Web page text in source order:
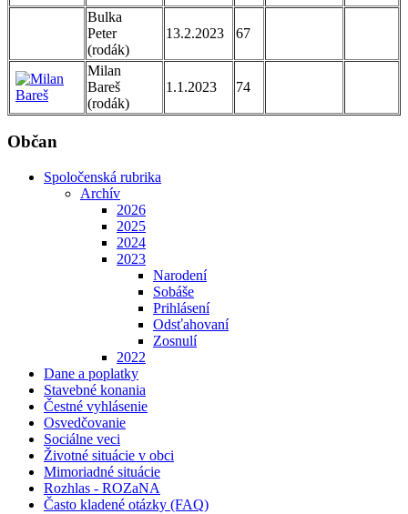
Bulka
Peter
(rodák)
13.2.2023 67
Milan
Bareš
(rodák)
1.1.2023 74
Občan
Spoločenská rubrika
Archív
2026
2025
2024
2023
Narodení
Sobáše
Prihlásení
Odsťahovaní
Zosnulí
2022
Dane a poplatky
Stavebné konania
Čestné vyhlásenie
Osvedčovanie
Sociálne veci
Životné situácie v obci
Mimoriadné situácie
Rozhlas - ROZaNA
Často kladené otázky (FAQ)